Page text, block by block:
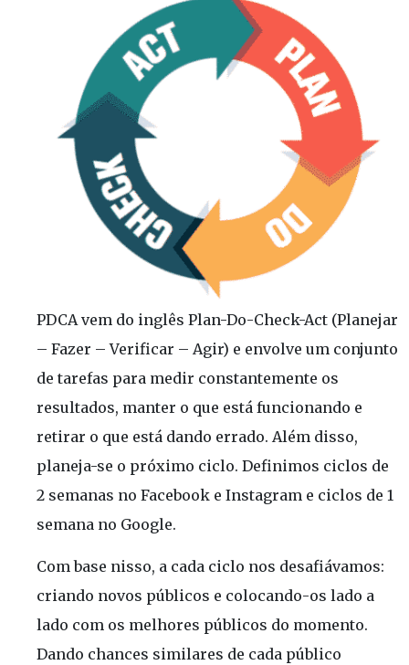
PDCA vem do inglês Plan-Do-Check-Act (Planejar
– Fazer – Verificar – Agir) e envolve um conjunto
de tarefas para medir constantemente os
resultados, manter o que está funcionando e
retirar o que está dando errado. Além disso,
planeja-se o próximo ciclo. Definimos ciclos de
2 semanas no Facebook e Instagram e ciclos de 1
semana no Google.
Com base nisso, a cada ciclo nos desafiávamos:
criando novos públicos e colocando-os lado a
lado com os melhores públicos do momento.
Dando chances similares de cada público